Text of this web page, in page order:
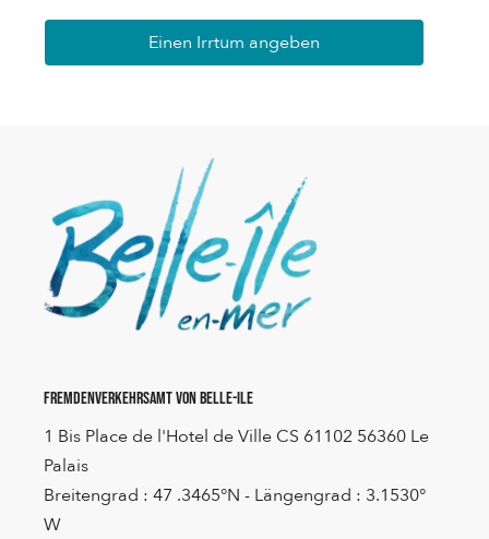
Einen Irrtum angeben
Fremdenverkehrsamt von Belle-Ile
1 Bis Place de l'Hotel de Ville CS 61102 56360 Le
Palais
Breitengrad : 47 .3465°N - Längengrad : 3.1530°
W